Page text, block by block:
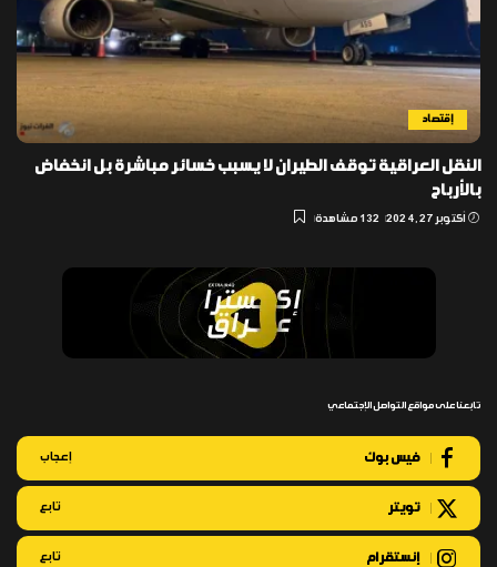
إقتصاد
النقل العراقية توقف الطيران لا يسبب خسائر مباشرة بل انخفاض
بالأرباح
أكتوبر 27, 2024 132 مشاهدة
تابعنا على مواقع التواصل الإجتماعي
فيس بوك إعجاب
تويتر تابع
إنستقرام تابع